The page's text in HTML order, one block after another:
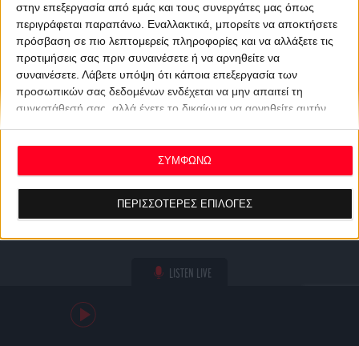
στην επεξεργασία από εμάς και τους συνεργάτες μας όπως
περιγράφεται παραπάνω. Εναλλακτικά, μπορείτε να αποκτήσετε
πρόσβαση σε πιο λεπτομερείς πληροφορίες και να αλλάξετε τις
προτιμήσεις σας πριν συναινέσετε ή να αρνηθείτε να
συναινέσετε. Λάβετε υπόψη ότι κάποια επεξεργασία των
προσωπικών σας δεδομένων ενδέχεται να μην απαιτεί τη
συγκατάθεσή σας, αλλά έχετε το δικαίωμα να αρνηθείτε αυτήν
ανακαλέσετε τη συγκατάθεσή σας ανά πάσα στιγμή
επιστρέφοντας σε αυτόν τον ιστότοπο και κάνοντας κλικ στο
κουμπί "Απορρήτου" στο κάτω μέρος της ιστοσελίδας.
ΠΕΡΙΣΣΟΤΕΡΕΣ ΕΠΙΛΟΓΕΣ
ΣΥΜΦΩΝΩ
LISTEN LIVE